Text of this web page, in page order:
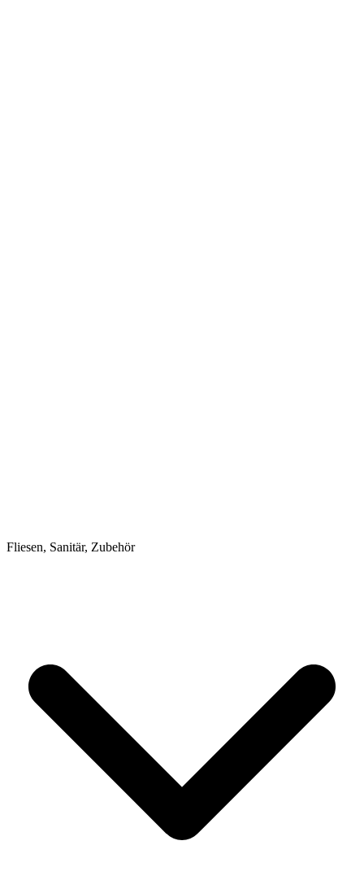
Fliesen, Sanitär, Zubehör